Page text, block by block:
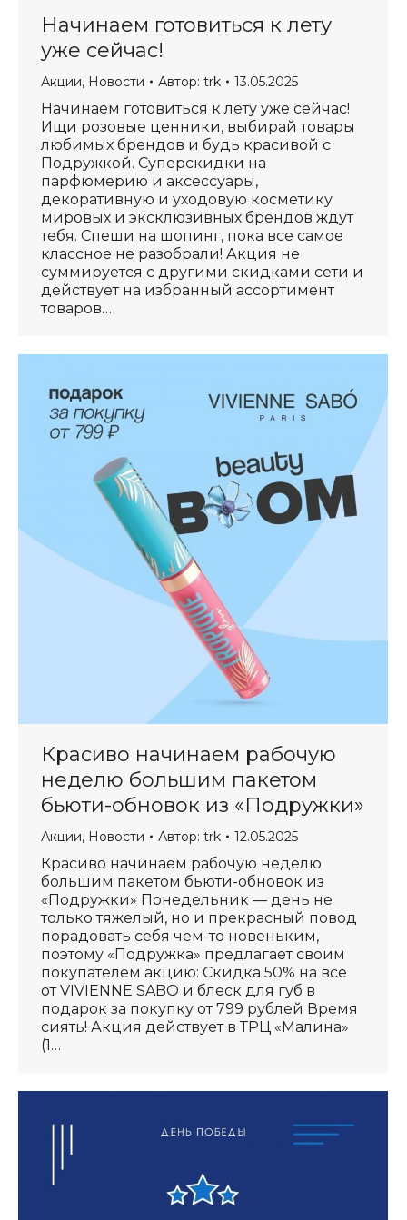
Начинаем готовиться к лету
уже сейчас!
Акции, Новости Автор: trk 13.05.2025
Начинаем готовиться к лету уже сейчас!
Ищи розовые ценники, выбирай товары
любимых брендов и будь красивой с
Подружкой. Суперскидки на
парфюмерию и аксессуары,
декоративную и уходовую косметику
мировых и эксклюзивных брендов ждут
тебя. Спеши на шопинг, пока все самое
классное не разобрали! Акция не
суммируется с другими скидками сети и
действует на избранный ассортимент
товаров…
Красиво начинаем рабочую
неделю большим пакетом
бьюти-обновок из «Подружки»
Акции, Новости Автор: trk 12.05.2025
Красиво начинаем рабочую неделю
большим пакетом бьюти-обновок из
«Подружки» Понедельник — день не
только тяжелый, но и прекрасный повод
порадовать себя чем-то новеньким,
поэтому «Подружка» предлагает своим
покупателем акцию: Скидка 50% на все
от VIVIENNE SABO и блеск для губ в
подарок за покупку от 799 рублей Время
сиять! Акция действует в ТРЦ «Малина»
(1…